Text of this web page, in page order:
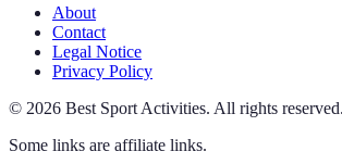
About
Contact
Legal Notice
Privacy Policy
© 2026 Best Sport Activities. All rights reserved.
Some links are affiliate links.